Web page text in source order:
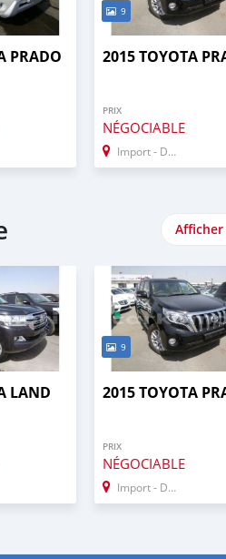
PRADO
9
2015 TOYOTA
PRIX
NÉGOCIABLE
Import - Dubai
LAND
9
2015 TOYOTA
PRIX
NÉGOCIABLE
Import - Dubai